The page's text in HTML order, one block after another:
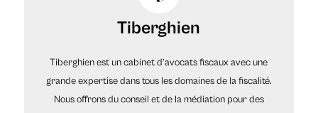
Tiberghien
Tiberghien est un cabinet d’avocats fiscaux avec une
grande expertise dans tous les domaines de la fiscalité.
Nous offrons du conseil et de la médiation pour des